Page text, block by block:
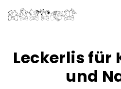
Inhalt
springen
Leckerlis für
und